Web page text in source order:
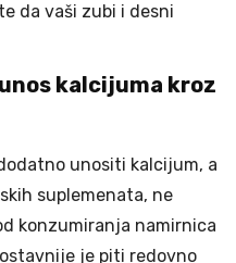
da vaši zubi i desni
kalcijuma kroz
unositi kalcijum, a
suplemenata, ne
konzumiranja namirnica
je piti redovno